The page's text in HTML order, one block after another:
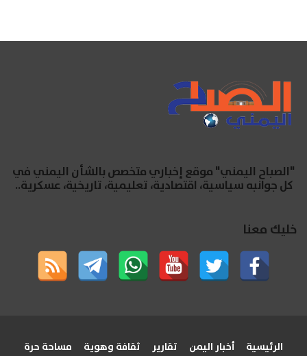
"الصباح اليمني" موقع إخباري متخصص بالشأن اليمني في
كل جوانبه سياسية، اقتصادية، تعليمية، تاريخية، عسكرية..
خليك معنا
الرئيسية أخبار اليمن تقارير ثقافة وهوية مساحة حرة